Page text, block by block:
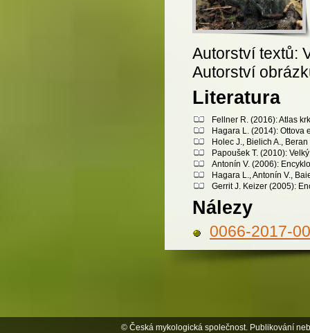
Autorství textů:
Autorství
Literatura
Fellner R. (2016): Atlas
Hagara L. (2014): Ottova
Holec J., Bielich A.,
Papoušek T. (2010):
Antonín V. (2006):
Hagara L., Antonín V.,
Gerrit J. Keizer (2005):
Nálezy
0066-2017-
© Česká mykologická společnost. Publikování